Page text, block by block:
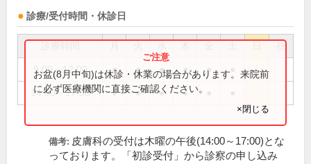
診療/受付時間・休診日
祝
9:00～12:00 ● ● ● ● ●
14:00～17:30 ● ● ● ●
お盆(8月中旬)は休診・休業の場合があります。来院前
に必ず医療機関に直接ご確認ください。
×閉じる
備考: 皮膚科の受付は木曜の午後(14:00～17:00)とな
っております。「初診受付」から診察の申し込み